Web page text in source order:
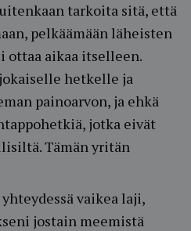
tarkoita sitä, että
pelkäämään läheisten
ottaa aikaa itselleen.
hetkelle ja
painoarvon, ja ehkä
jotka eivät
Tämän yritän
vaikea laji,
jostain meemistä